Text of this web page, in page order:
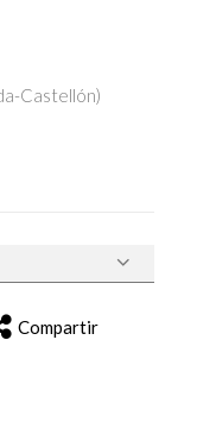
Castellón)
Compartir